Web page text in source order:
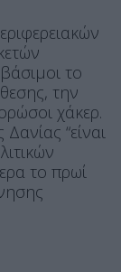
το
την
χάκερ.
“είναι
το πρωί